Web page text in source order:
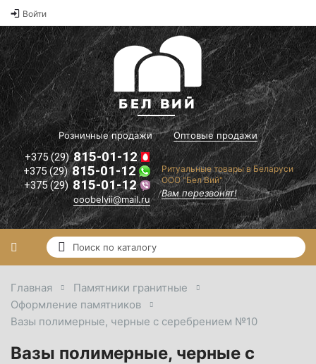
Войти
Розничные продажи Оптовые продажи
+375 (29) 815-01-12
+375 (29) 815-01-12
+375 (29) 815-01-12
ooobelvii@mail.ru
Ритуальные товары в Беларуси
ООО "Бел Вий"
Вам перезвонят!
Оптовые
цены на
памятники и
ритуальные
товары"
Вам
перезвонят!
Главная
Памятники гранитные
Оформление памятников
Вазы полимерные, черные с серебрением №10
Вазы полимерные, черные с